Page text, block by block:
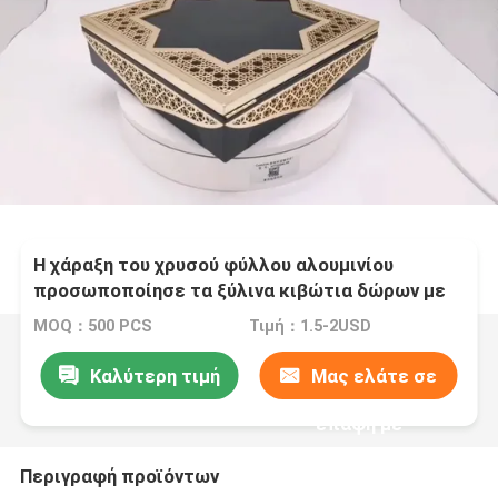
Η χάραξη του χρυσού φύλλου αλουμινίου
προσωποποίησε τα ξύλινα κιβώτια δώρων με
το πιστοποιητικό FSC ISO9001
MOQ：500 PCS Τιμή：1.5-2USD
Καλύτερη τιμή Μας ελάτε σε
επαφή με
Περιγραφή προϊόντων